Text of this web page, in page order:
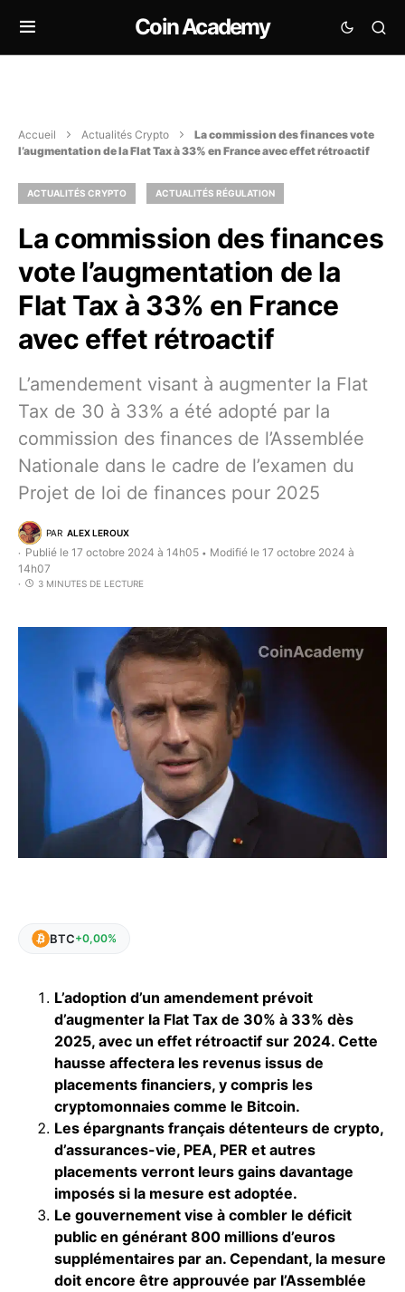
Coin Academy
Accueil Actualités Crypto
La commission des finances vote
l’augmentation de la Flat Tax à 33% en France avec effet rétroactif
ACTUALITÉS CRYPTO ACTUALITÉS RÉGULATION
La commission des finances
vote l’augmentation de la
Flat Tax à 33% en France
avec effet rétroactif
L’amendement visant à augmenter la Flat
Tax de 30 à 33% a été adopté par la
commission des finances de l’Assemblée
Nationale dans le cadre de l’examen du
Projet de loi de finances pour 2025
PAR ALEX LEROUX
Publié le 17 octobre 2024 à 14h05 • Modifié le 17 octobre 2024 à
14h07
3 MINUTES DE LECTURE
BTC+0,00%
L’adoption d’un amendement prévoit
d’augmenter la Flat Tax de 30% à 33% dès
2025, avec un effet rétroactif sur 2024. Cette
hausse affectera les revenus issus de
placements financiers, y compris les
cryptomonnaies comme le Bitcoin.
Les épargnants français détenteurs de crypto,
d’assurances-vie, PEA, PER et autres
placements verront leurs gains davantage
imposés si la mesure est adoptée.
Le gouvernement vise à combler le déficit
public en générant 800 millions d’euros
supplémentaires par an. Cependant, la mesure
doit encore être approuvée par l’Assemblée